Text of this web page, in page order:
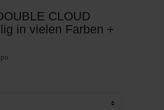
CLOUD
in vielen Farben +